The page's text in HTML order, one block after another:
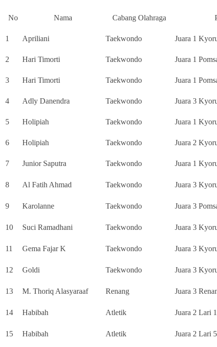
No Nama Cabang Olahraga
1 Apriliani Taekwondo Juara 1
2 Hari Timorti Taekwondo Juara 1
3 Hari Timorti Taekwondo Juara 1
4 Adly Danendra Taekwondo Juara 3
5 Holipiah Taekwondo Juara 1
6 Holipiah Taekwondo Juara 2
7 Junior Saputra Taekwondo Juara 1
8 Al Fatih Ahmad Taekwondo Juara 3
9 Karolanne Taekwondo Juara 3
10 Suci Ramadhani Taekwondo Juara 3
11 Gema Fajar K Taekwondo Juara 3
12 Goldi Taekwondo Juara 3
13 M. Thoriq Alasyaraaf Renang Juara 3
14 Habibah Atletik Juara 2 Lari
15 Habibah Atletik Juara 2 Lari